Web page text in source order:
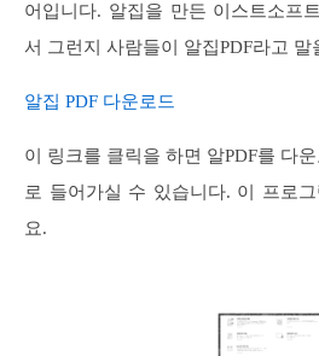
어입니다. 알집을 만든 이스트소프
서 그런지 사람들이 알집PDF라고 말
알집 PDF 다운로드
이 링크를 클릭을 하면 알PDF를 다
로 들어가실 수 있습니다. 이 프로
요.